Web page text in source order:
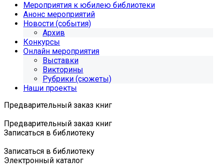
Мероприятия к юбилею библиотеки
Анонс мероприятий
Новости (события)
Архив
Конкурсы
Онлайн мероприятия
Выставки
Викторины
Рубрики (сюжеты)
Наши проекты
Предварительный заказ книг
Предварительный заказ книг
Записаться в библиотеку
Записаться в библиотеку
Электронный каталог